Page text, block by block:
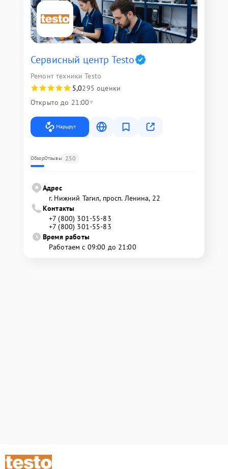
Сервисный центр Testo
Ремонт техники Testo
5,0295 оценки
Открыто до 21:00
Маршрут
ОбзорОтзывы 250
Адрес
г. Нижний Тагил, просп. Ленина, 22
Контакты
+7 (800) 301-55-83
+7 (800) 301-55-83
Время работы
Работаем с 09:00 до 21:00